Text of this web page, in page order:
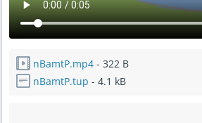
nBamtP.mp4 - 322 B
nBamtP.tup - 4.1 kB